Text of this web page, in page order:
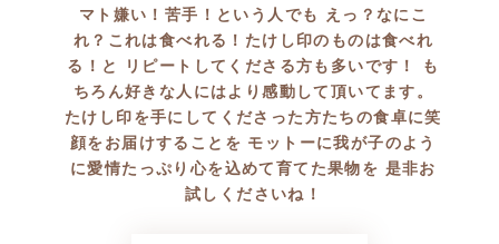
もらうので
食べるまでの楽しみもありま
す〜
知る人ぞ知る、希少なマンゴ
ー
是非食べてみてくださいね(*^^
マト嫌い！苦手！という人でも えっ？なにこ
れ？これは食べれる！たけし印のものは食べれ
る！と リピートしてくださる方も多いです！ も
ちろん好きな人にはより感動して頂いてます。
たけし印を手にしてくださった方たちの食卓に笑
顔をお届けすることを モットーに我が子のよう
に愛情たっぷり心を込めて育てた果物を 是非お
試しくださいね！